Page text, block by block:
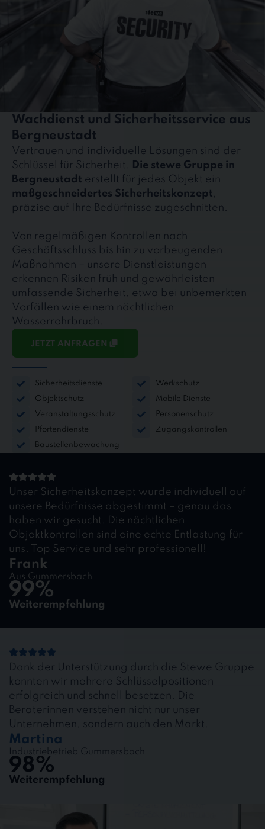
Wachdienst und Sicherheitsservice aus
Bergneustadt
Vertrauen und individuelle Lösungen sind der
Schlüssel für Sicherheit.
Die stewe Gruppe in
Bergneustadt erstellt für jedes Objekt ein
maßgeschneidertes Sicherheitskonzept,
präzise auf Ihre Bedürfnisse zugeschnitten.
Von regelmäßigen Kontrollen nach
Geschäftsschluss bis hin zu vorbeugenden
Maßnahmen – unsere Dienstleistungen
erkennen Risiken früh und gewährleisten
umfassende Sicherheit, etwa bei unbemerkten
Vorfällen wie einem nächtlichen
Wasserrohrbruch.
JETZT ANFRAGEN
Sicherheitsdienste
Werkschutz
Objektschutz
Mobile Dienste
Veranstaltungsschutz
Personenschutz
Pfortendienste
Zugangskontrollen
Baustellenbewachung
Unser Sicherheitskonzept wurde individuell auf
unsere Bedürfnisse abgestimmt – genau das
haben wir gesucht. Die nächtlichen
Objektkontrollen sind eine echte Entlastung für
uns. Top Service und sehr professionell!
Frank
Aus Gummersbach
99%
Weiterempfehlung
Dank der Unterstützung durch die Stewe Gruppe
konnten wir mehrere Schlüsselpositionen
erfolgreich und schnell besetzen. Die
Beraterinnen verstehen nicht nur unser
Unternehmen, sondern auch den Markt.
Martina
Industriebetrieb Gummersbach
98%
Weiterempfehlung